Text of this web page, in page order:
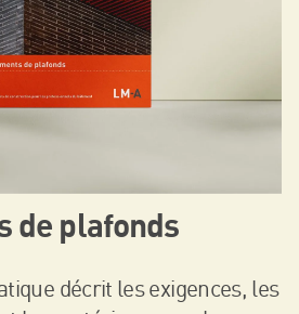
de plafonds
décrit les exigences, les